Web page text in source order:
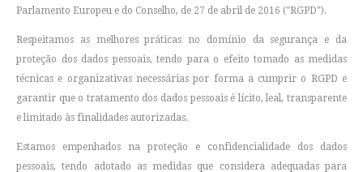
Parlamento Europeu e do Conselho, de 27 de abril de 2016 ("RGPD").
Respeitamos as melhores práticas no domínio da segurança e da
proteção dos dados pessoais, tendo para o efeito tomado as medidas
técnicas e organizativas necessárias por forma a cumprir o RGPD e
garantir que o tratamento dos dados pessoais é lícito, leal, transparente
e limitado às finalidades autorizadas.
Estamos empenhados na proteção e confidencialidade dos dados
pessoais, tendo adotado as medidas que considera adequadas para